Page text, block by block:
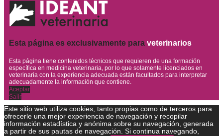
Esta página es exclusivamente para veterinarios
Esta página tiene contenidos técnicos que requieren de una formación
específica en medicina veterinaria, por lo que solamente licenciados en
veterinaria con la experiencia adecuada están facultados para interpretar
adecuadamente la información que contiene.
Aceptar
Salir
Este sitio web utiliza cookies, tanto propias como de terceros para
ofrecerle una mejor experiencia de navegación y recopilar
información estadística y anónima sobre su navegación, generada
a partir de sus pautas de navegación. Si continua navegando,